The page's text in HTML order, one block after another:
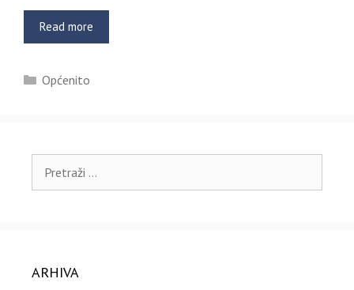
Read more
Kategorije
Općenito
ARHIVA